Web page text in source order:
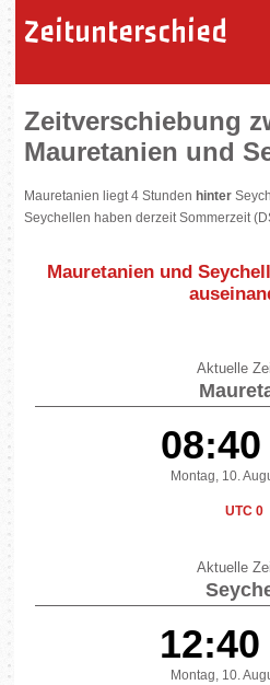
Zeitunterschied
Zeitverschiebung
Mauretanien und
Mauretanien liegt 4 Stundenhinter
Seychellen haben derzeit Sommerzeit
Mauretanien und
Aktuelle
Montag, 10.
UTC 0
Aktuelle
Montag, 10.